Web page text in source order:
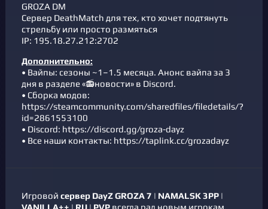
GROZA DM
Сервер DeathMatch для тех, кто хочет подтянуть
стрельбу или просто размяться
IP: 195.18.27.212:2702
Дополнительно:
• Вайпы: сезоны ~1–1.5 месяца. Анонс вайпа за 3
дня в разделе «📻новости» в Discord.
• Сборка модов:
https://steamcommunity.com/sharedfiles/filedetails/?
id=2861553100
• Discord: https://discord.gg/groza-dayz
• Все наши контакты: https://taplink.cc/grozadayz
Игровой сервер DayZGROZA 7 | NAMALSK 3PP |
VANILLA++ | RU | PVP всегда рад новым игрокам.